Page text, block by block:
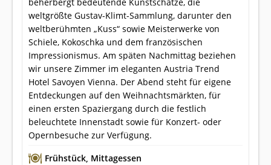
weltgrößte Gustav-Klimt-Sammlung, darunter den
weltberühmten „Kuss“ sowie Meisterwerke von
Schiele, Kokoschka und dem französischen
Impressionismus. Am späten Nachmittag beziehen
wir unsere Zimmer im eleganten Austria Trend
Hotel Savoyen Vienna. Der Abend steht für eigene
Entdeckungen auf den Weihnachtsmärkten, für
einen ersten Spaziergang durch die festlich
beleuchtete Innenstadt sowie für Konzert- oder
Opernbesuche zur Verfügung.
Frühstück, Mittagessen